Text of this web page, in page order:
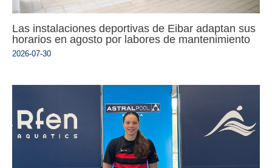
Las instalaciones deportivas de Eibar adaptan sus
horarios en agosto por labores de mantenimiento
2026-07-30